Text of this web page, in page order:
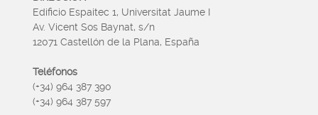
Edificio Espaitec 1, Universitat Jaume I
Av. Vicent Sos Baynat, s/n
12071 Castellón de la Plana, España
Teléfonos
(+34) 964 387 390
(+34) 964 387 597